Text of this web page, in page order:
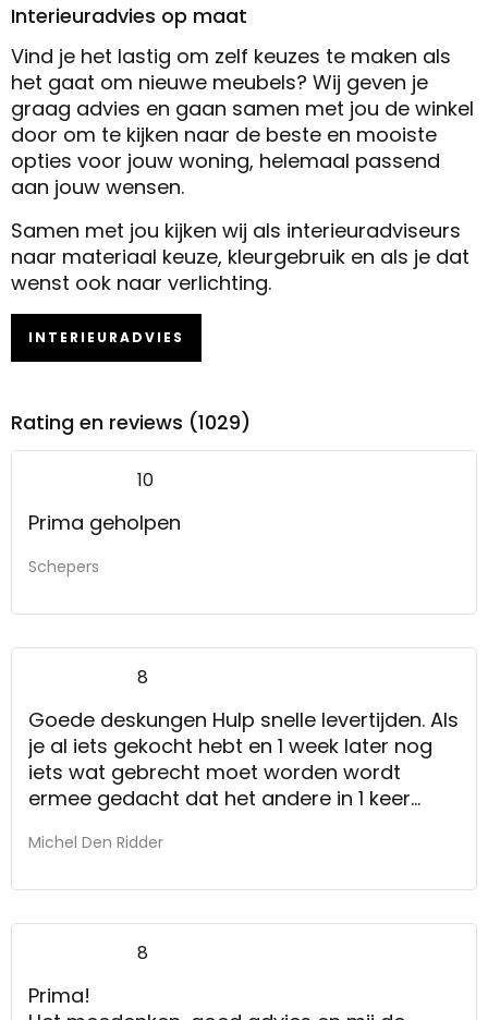
Interieuradvies op maat
Vind je het lastig om zelf keuzes te maken als
het gaat om nieuwe meubels? Wij geven je
graag advies en gaan samen met jou de winkel
door om te kijken naar de beste en mooiste
opties voor jouw woning, helemaal passend
aan jouw wensen.
Samen met jou kijken wij als interieuradviseurs
naar materiaal keuze, kleurgebruik en als je dat
wenst ook naar verlichting.
INTERIEURADVIES
Rating en reviews (1029)
10
Prima geholpen
Schepers
8
Goede deskungen Hulp snelle levertijden. Als
je al iets gekocht hebt en 1 week later nog
iets wat gebrecht moet worden wordt
ermee gedacht dat het andere in 1 keer
Michel Den Ridder
8
Prima!